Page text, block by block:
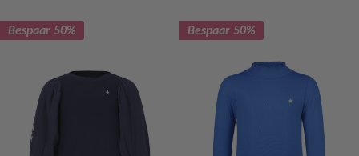
Bespaar 50% Bespaar 50%